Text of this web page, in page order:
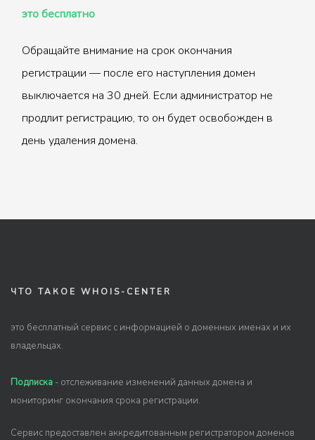
это бесплатно
Обращайте внимание на срок окончания
регистрации — после его наступления домен
выключается на 30 дней. Если администратор не
продлит регистрацию, то он будет освобожден в
день удаления домена.
ЧТО ТАКОЕ WHOIS-CENTER
это бесплатный сервис с информацией о доменных именах и их
владельцах.
Подписка - отслеживание изменений данных домена и
мониторинг окончания срока регистрации.
Сервис предоставлен аккредитованным регистратором доменов